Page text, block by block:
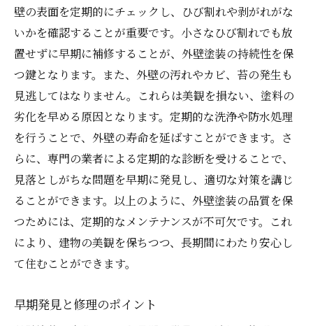
壁の表面を定期的にチェックし、ひび割れや剥がれがな
いかを確認することが重要です。小さなひび割れでも放
置せずに早期に補修することが、外壁塗装の持続性を保
つ鍵となります。また、外壁の汚れやカビ、苔の発生も
見逃してはなりません。これらは美観を損ない、塗料の
劣化を早める原因となります。定期的な洗浄や防水処理
を行うことで、外壁の寿命を延ばすことができます。さ
らに、専門の業者による定期的な診断を受けることで、
見落としがちな問題を早期に発見し、適切な対策を講じ
ることができます。以上のように、外壁塗装の品質を保
つためには、定期的なメンテナンスが不可欠です。これ
により、建物の美観を保ちつつ、長期間にわたり安心し
て住むことができます。
早期発見と修理のポイント